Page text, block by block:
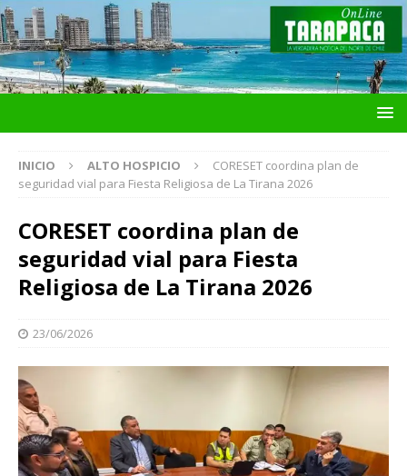
INICIO ALTO HOSPICIO
CORESET coordina plan de
seguridad vial para Fiesta Religiosa de La Tirana 2026
CORESET coordina plan de
seguridad vial para Fiesta
Religiosa de La Tirana 2026
23/06/2026